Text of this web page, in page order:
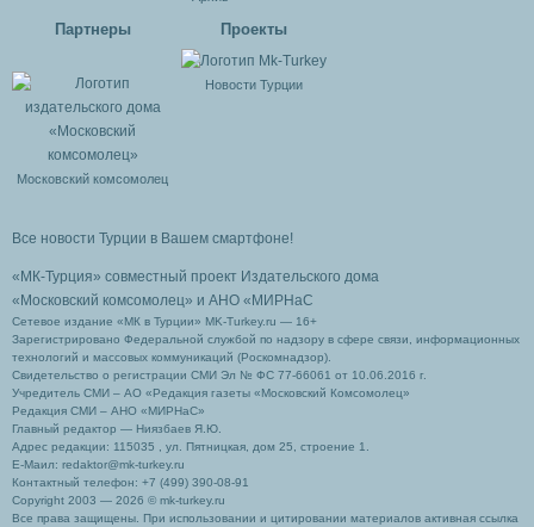
Партнеры
Московский комсомолец
Проекты
Новости Турции
Все новости Турции в Вашем смартфоне!
«МК-Турция» совместный проект Издательского дома
«Московский комсомолец» и АНО «МИРНаС
Сетевое издание «МК в Турции» MK-Turkey.ru — 16+
Зарегистрировано Федеральной службой по надзору в сфере связи, информационных
технологий и массовых коммуникаций (Роскомнадзор).
Свидетельство о регистрации СМИ Эл № ФС 77-66061 от 10.06.2016 г.
Учредитель СМИ – АО «Редакция газеты «Московский Комсомолец»
Редакция СМИ – АНО «МИРНаС»
Главный редактор — Ниязбаев Я.Ю.
Адрес редакции: 115035 , ул. Пятницкая, дом 25, строение 1.
Е-Маил: redaktor@mk-turkey.ru
Контактный телефон: +7 (499) 390-08-91
Copyright 2003 — 2026 © mk-turkey.ru
Все права защищены. При использовании и цитировании материалов активная ссылка